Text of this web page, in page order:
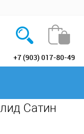
+7 (903) 017-80-49
Сатин